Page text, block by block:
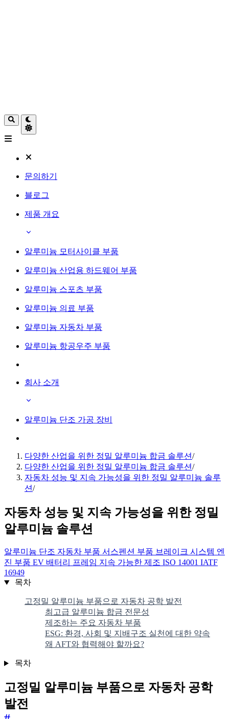
문의하기
블로그
제품 개요
알루미늄 모터사이클 부품
알루미늄 산업용 하드웨어 부품
알루미늄 스포츠 부품
알루미늄 의료 부품
알루미늄 자동차 부품
알루미늄 항공우주 부품
회사 소개
알루미늄 단조 가공 장비
다양한 산업을 위한 정밀 알루미늄 합금 솔루션/
다양한 산업을 위한 정밀 알루미늄 합금 솔루션/
자동차 성능 및 지속 가능성을 위한 정밀 알루미늄 솔루
션/
자동차 성능 및 지속 가능성을 위한 정밀
알루미늄 솔루션
알루미늄 단조 자동차 부품 서스펜션 부품 브레이크 시스템 엔
진 부품 EV 배터리 프레임 지속 가능한 제조 ISO 14001 IATF
16949
목차
고정밀 알루미늄 부품으로 자동차 공학 발전
최고급 알루미늄 합금 전문성
제조하는 주요 자동차 부품
ESG: 환경, 사회 및 지배구조 실천에 대한 약속
왜 AFT와 협력해야 할까요?
목차
고정밀 알루미늄 부품으로 자동차 공학
발전